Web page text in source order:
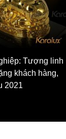
Tượng linh
khách hàng,
2021